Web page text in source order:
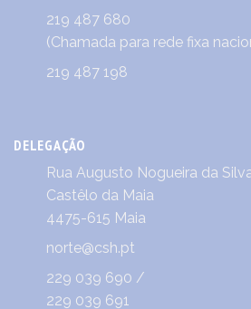
219 487 680
(Chamada para rede fixa
219 487 198
DELEGAÇÃO
Rua Augusto Nogueira da
Castêlo da Maia
4475-615 Maia
norte@csh.pt
229 039 690 /
229 039 691